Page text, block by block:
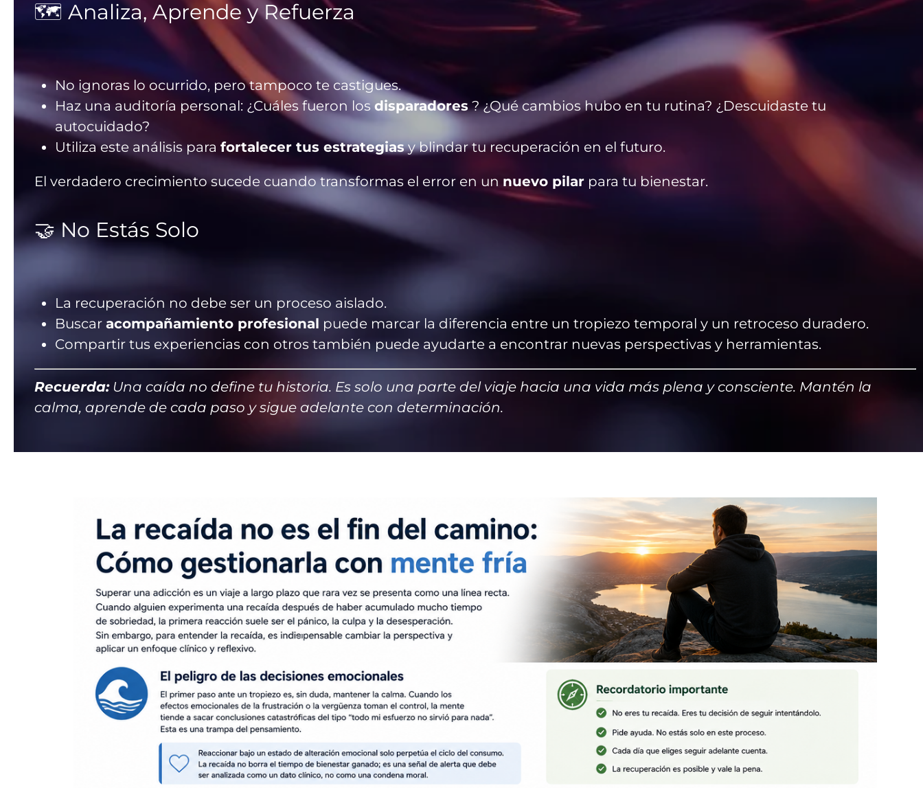
🗺️ Analiza, Aprende y Refuerza
No ignoras lo ocurrido, pero tampoco te castigues.
Haz una auditoría personal: ¿Cuáles fueron los disparadores? ¿Qué cambios hubo en tu rutina? ¿Descuidaste tu
autocuidado?
Utiliza este análisis para fortalecer tus estrategiasy blindar tu recuperación en el futuro.
El verdadero crecimiento sucede cuando transformas el error en un nuevo pilar para tu bienestar.
🤝 No Estás Solo
La recuperación no debe ser un proceso aislado.
Buscar acompañamiento profesional puede marcar la diferencia entre un tropiezo temporal y un retroceso duradero.
Compartir tus experiencias con otros también puede ayudarte a encontrar nuevas perspectivas y herramientas.
Recuerda:Una caída no define tu historia. Es solo una parte del viaje hacia una vida más plena y consciente. Mantén la
calma, aprende de cada paso y sigue adelante con determinación.